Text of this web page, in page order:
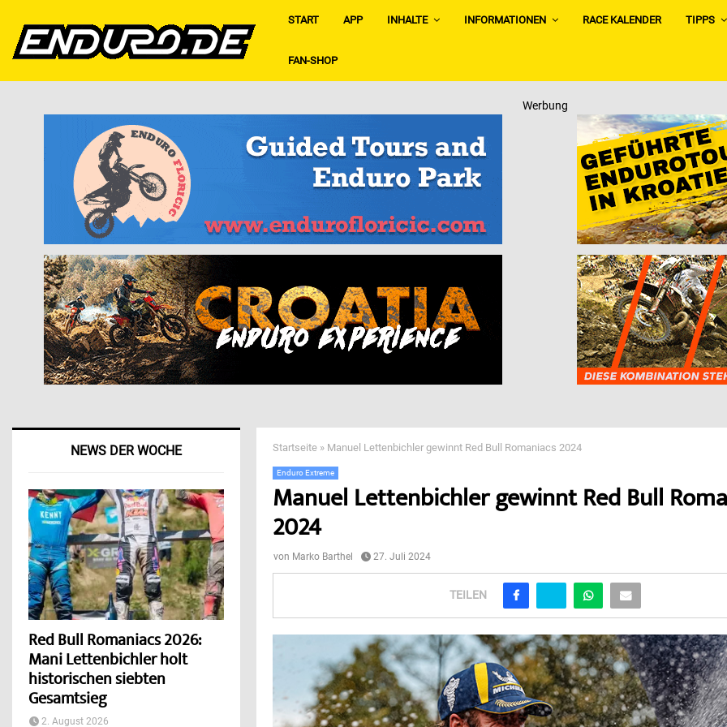
START APP INHALTE INFORMATIONEN RACE KALENDER TIPPS
FAN-SHOP
Werbung
Startseite » Manuel Lettenbichler gewinnt Red Bull Romaniacs 2024
Enduro Extreme
Manuel Lettenbichler gewinnt Red Bull
2024
von Marko Barthel 27. Juli 2024
TEILEN
NEWS DER WOCHE
Red Bull Romaniacs 2026:
Mani Lettenbichler holt
historischen siebten
Gesamtsieg
2. August 2026